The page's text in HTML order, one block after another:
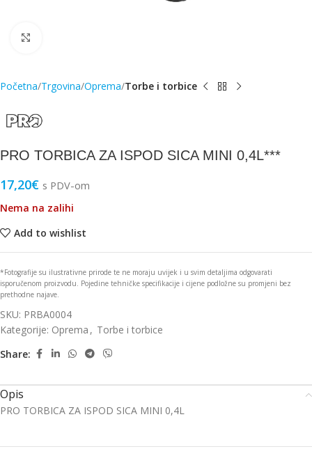
Početna Trgovina Oprema Torbe i torbice
PRO TORBICA ZA ISPOD SICA MINI 0,4L***
17,20€ s PDV-om
Nema na zalihi
Add to wishlist
*Fotografije su ilustrativne prirode te ne moraju uvijek i u svim detaljima odgovarati
isporučenom proizvodu. Pojedine tehničke specifikacije i cijene podložne su promjeni bez
prethodne najave.
SKU: PRBA0004
Kategorije: Oprema , Torbe i torbice
Share:
Opis
PRO TORBICA ZA ISPOD SICA MINI 0,4L